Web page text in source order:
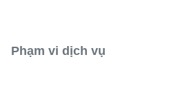
Phạm vi dịch vụ